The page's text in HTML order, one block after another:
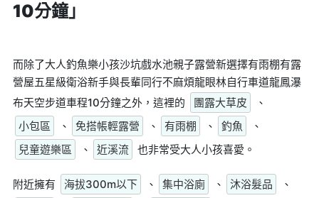
10分鐘」
而除了大人釣魚樂小孩沙坑戲水池親子露營新選擇有雨棚有露
營屋五星級衛浴新手與長輩同行不麻煩龍眼林自行車道龍鳳瀑
布天空步道車程10分鐘之外，這裡的
團露大草皮
、
小包區
、 免搭帳輕露營 、 有雨棚 、 釣魚
、
兒童遊樂區
、 近溪流 也非常受大人小孩喜愛。
附近擁有 海拔300m以下 、 集中浴廁 、 沐浴髮品
、